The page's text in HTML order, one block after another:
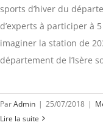
sports d’hiver du
d’experts à participer à
imaginer la station de
département de l’Isère
ParAdmin | 25/07/2018 |
Lire la suite